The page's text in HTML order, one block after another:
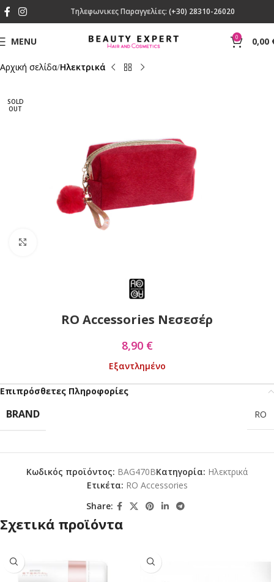
Τηλεφωνικες Παραγγελίες: (+30) 28310-26020
MENU 0 0,00
Αρχική σελίδα Ηλεκτρικά
SOLD
OUT
RO Accessories Νεσεσέρ
8,90 €
Εξαντλημένο
Επιπρόσθετες Πληροφορίες
BRAND RO
Κωδικός προϊόντος: BAG470BΚατηγορία: Ηλεκτρικά
Ετικέτα: RO Accessories
Share:
Σχετικά προϊόντα